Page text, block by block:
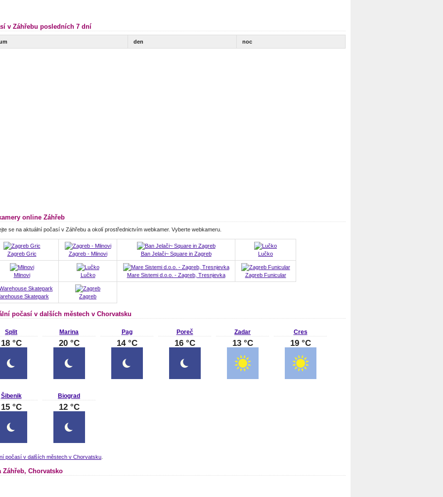
v Záhřebu posledních 7 dní
den noc
online Záhřeb
se na aktuální počasí v Záhřebu a okolí prostřednictvím webkamer. Vyberte webkameru.
Zagreb Gric Zagreb - Mlinovi Ban Jelači~ Square in Zagreb Lučko
Mlinovi Lučko Mare Sistemi d.o.o. - Zagreb, Tresnjevka Zagreb Funicular
Skatepark Zagreb
počasí v dalších městech v Chorvatsku
Split
18 °C
Marina
20 °C
Pag
14 °C
Poreč
16 °C
Zadar
13 °C
Cres
19 °C
Šibenik
15 °C
Biograd
12 °C
počasí v dalších městech v Chorvatsku
Záhřeb, Chorvatsko